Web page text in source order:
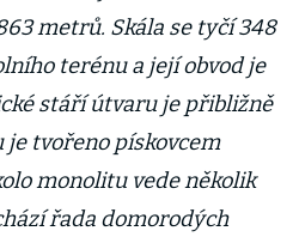
metrů. Skála se tyčí 348
terénu a její obvod je
stáří útvaru je přibližně
tvořeno pískovcem
monolitu vede několik
řada domorodých